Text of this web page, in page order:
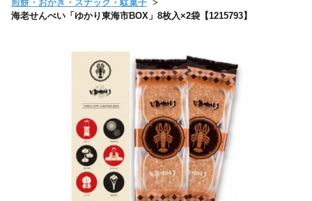
煎餅・おかき・スナック・駄菓子
海老せんべい「ゆかり東海市BOX」8枚入×2袋【1215793】